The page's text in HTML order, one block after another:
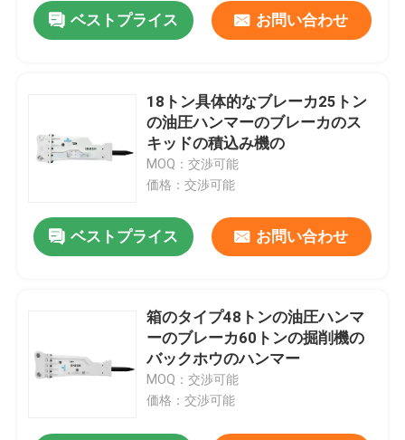
ベストプライス お問い合わせ
18トン具体的なブレーカ25トン
の油圧ハンマーのブレーカのス
キッドの積込み機の
MOQ：交渉可能
価格：交渉可能
ベストプライス お問い合わせ
箱のタイプ48トンの油圧ハンマ
ーのブレーカ60トンの掘削機の
バックホウのハンマー
MOQ：交渉可能
価格：交渉可能